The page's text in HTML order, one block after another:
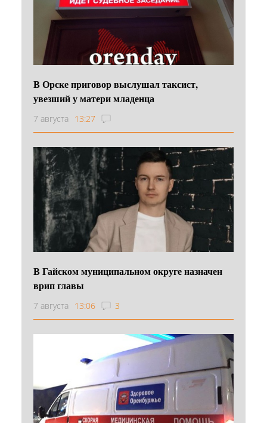
В Орске приговор выслушал таксист,
увезший у матери младенца
7 августа 13:27
В Гайском муниципальном округе назначен
врип главы
7 августа 13:06 3